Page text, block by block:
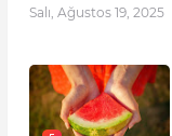
Salı, Ağustos 19, 2025